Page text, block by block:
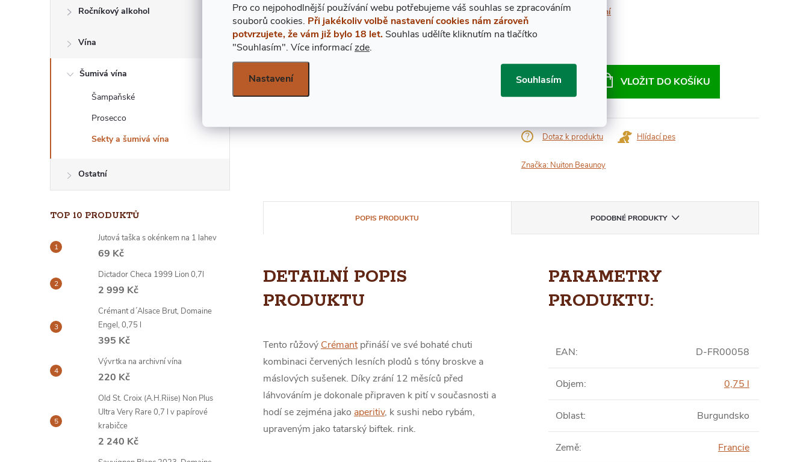
Pro co nejpohodlnější používání webu potřebujeme váš souhlas se zpracováním
souborů cookies. Při jakékoliv volbě nastavení cookies nám zároveň
potvrzujete, že vám již bylo 18 let. Souhlas udělíte kliknutím na tlačítko
"Souhlasím". Více informacízde.
Nastavení Souhlasím
Ročníkový alkohol
Vína
Šumivá vína
Šampaňské
Prosecco
Sekty a šumivá vína
Ostatní
TOP 10 PRODUKTŮ
Jutová taška s okénkem na 1 lahev
69 Kč
Dictador Checa 1999 Lion 0,7l
2 999 Kč
Crémant d´Alsace Brut, Domaine
Engel, 0,75 l
395 Kč
Vývrtka na archivní vína
220 Kč
Old St. Croix (A.H.Riise) Non Plus
Ultra Very Rare 0,7 l v papírové
krabičce
2 240 Kč
Možnosti doručení
430 Kč
VLOŽIT DO KOŠÍKU
Dotaz k produktu Hlídací pes
Značka: Nuiton Beaunoy
POPIS PRODUKTU PODOBNÉ PRODUKTY
DETAILNÍ POPIS
PRODUKTU
Tento růžový Crémantpřináší ve své bohaté chuti
kombinaci červených lesních plodů s tóny broskve a
máslových sušenek. Díky zrání 12 měsíců před
láhvováním je dokonale připraven k pití v současnosti a
hodí se zejména jako aperitiv, k sushi nebo rybám,
upraveným jako tatarský biftek. rink.
PARAMETRY
PRODUKTU:
EAN: D-FR00058
Objem: 0,75 l
Oblast: Burgundsko
Země: Francie